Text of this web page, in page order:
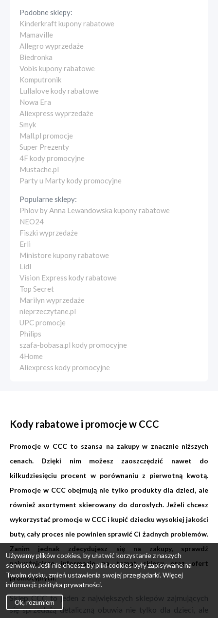
Podobne sklepy:
Kinderkraft kupony rabatowe
Mamaville
Allegro wyprzedaże
Biedronka
Vobis kupony rabatowe
Komputronik
Lullalove kody rabatowe
Nowa Era
Aliexpress wyprzedaże
Smyk
Mall.pl promocje
Super Prezenty
4F kody promocyjne
Mustache.pl
Party u Marty kody promocyjne
Popularne sklepy:
Phlov by Anna Lewandowska kupony rabatowe
NEO24
Fiszki wyprzedaże
Erli
Ministore kupony rabatowe
Lidl
Vision Express kody rabatowe
Top Secret
Marilyn wyprzedaże
nieprzeczytane.pl
UPC promocje
Philips
szafa-bobasa.pl kody promocyjne
4Home
Aliexpress kody promocyjne
Kody rabatowe i promocje w CCC
Promocje w CCC to szansa na zakupy w znacznie niższych
cenach. Dzięki nim możesz zaoszczędzić nawet do
kilkudziesięciu procent w porównaniu z pierwotną kwotą.
Promocje w CCC obejmują nie tylko produkty dla dzieci, ale
również asortyment skierowany do dorosłych. Jeżeli chcesz
wykorzystać promocje w CCC i kupić dziecku wysokiej jakości
buty, cały proces nie powinien sprawić Ci żadnych problemów.
Zanim jednak zdecydujesz się na zakupy, sprawdź
najważniejsze informacje na temat sklepu oraz ofert
promocyjnych.
Sklep CCC to jeden z największych sklepów zajmujących
się sprzedażą detaliczną obuwia nie tylko dla dzieci, ale
Używamy plików cookies, by ułatwić korzystanie z naszych
serwisów. Jeśli nie chcesz, by pliki cookies były zapisywane na
Twoim dysku, zmień ustawienia swojej przeglądarki. Więcej
informacji: polityka prywatności.
Ok, rozumiem